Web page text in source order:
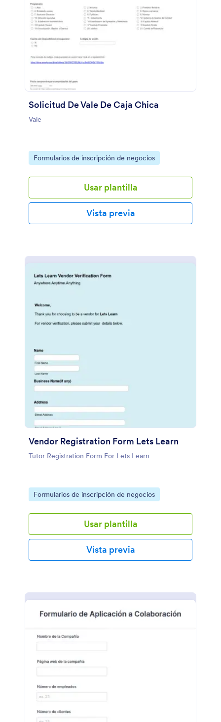
Solicitud De Vale De Caja Chica
Vale
Go to Category:
Formularios de inscripción de negocios
Usar plantilla
Vista previa
Vendor Registration Form Lets Learn
Tutor Registration Form For Lets Learn
Go to Category:
Formularios de inscripción de negocios
Usar plantilla
Vista previa